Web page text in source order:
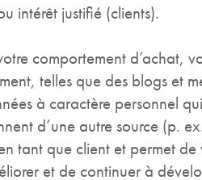
intérêt justifié (clients).
comportement d’achat,
telles que des blogs et
à caractère personnel
d’une autre source (p.
tant que client et permet de
et de continuer à